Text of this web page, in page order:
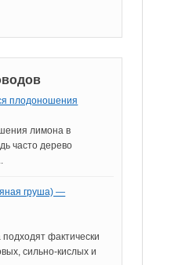
плодоношения
лимона в
часто дерево
груша) —
фактически
сильно-кислых и